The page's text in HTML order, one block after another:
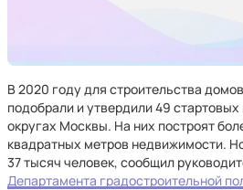
В 2020 году для строительства
подобрали и утвердили 49
округах Москвы. На них построят
квадратных метров недвижимости.
37 тысяч человек, сообщил
Департамента градостроительной